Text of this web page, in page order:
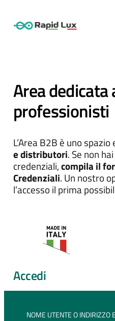
Area dedicata
professionisti
L’Area B2B è uno
e distributori. Se non
credenziali,compila il
Credenziali. Un nostro
l’accesso il prima
Accedi
NOME UTENTE O INDIRIZZO